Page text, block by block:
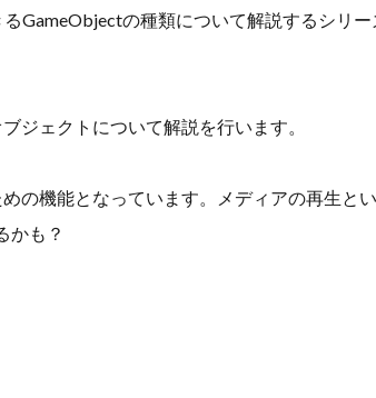
GameObjectの種類について解説するシリー
ジェクトについて解説を行います。
の機能となっています。メディアの再生と
かも？